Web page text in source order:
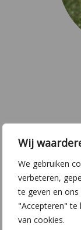
Wij
We gebruiken
verbeteren,
te geven en
"Accepteren" te
van cookies.
La durabilité
des aspects
privilégier
possible.
réduisant nos
de faire